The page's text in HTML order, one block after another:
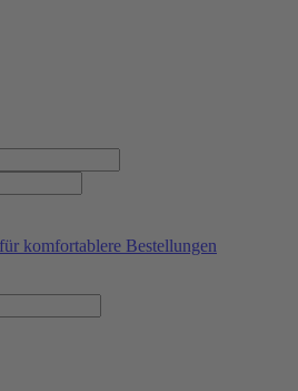
komfortablere Bestellungen